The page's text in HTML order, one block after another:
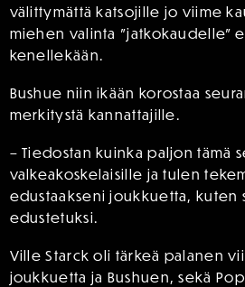
välittymättä katsojille jo viime
miehen valinta ”jatkokaudelle”
kenellekään.
Bushue niin ikään korostaa
merkitystä kannattajille.
– Tiedostan kuinka paljon tämä
valkeakoskelaisille ja tulen
edustaakseni joukkuetta, kuten
edustetuksi.
Ville Starck oli tärkeä palanen
joukkuetta ja Bushuen, sekä